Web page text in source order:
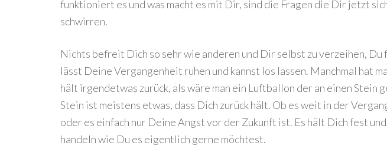
funktioniert es und was macht es mit Dir, sind die Fragen die Dir jetzt
schwirren.
Nichts befreit Dich so sehr wie anderen und Dir selbst zu verzeihen,
lässt Deine Vergangenheit ruhen und kannst los lassen. Manchmal hat
hält irgendetwas zurück, als wäre man ein Luftballon der an einen Stein
Stein ist meistens etwas, dass Dich zurück hält. Ob es weit in der
oder es einfach nur Deine Angst vor der Zukunft ist. Es hält Dich fest
handeln wie Du es eigentlich gerne möchtest.